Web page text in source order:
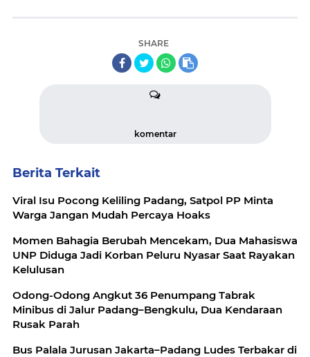
SHARE
komentar
Berita Terkait
Viral Isu Pocong Keliling Padang, Satpol PP Minta
Warga Jangan Mudah Percaya Hoaks
Momen Bahagia Berubah Mencekam, Dua Mahasiswa
UNP Diduga Jadi Korban Peluru Nyasar Saat Rayakan
Kelulusan
Odong-Odong Angkut 36 Penumpang Tabrak
Minibus di Jalur Padang–Bengkulu, Dua Kendaraan
Rusak Parah
Bus Palala Jurusan Jakarta–Padang Ludes Terbakar di